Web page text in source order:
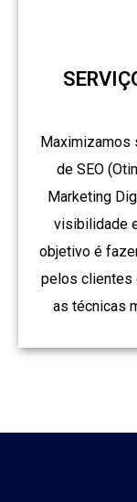
Maximizamos
de SEO
Marketing
visibilidade
objetivo é
pelos clientes
as técnicas